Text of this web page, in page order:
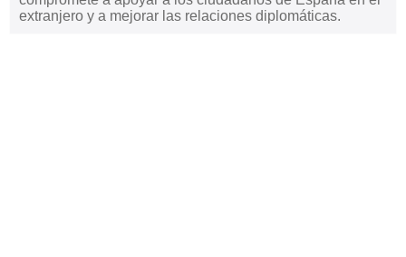
extranjero y a mejorar las relaciones diplomáticas.